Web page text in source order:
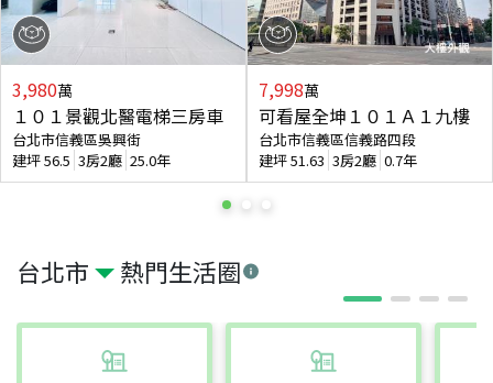
台北市 熱門生活圈
3,980萬
１０１景觀北醫電梯三房車
台北市信義區吳興街
建坪56.5 3房2廳 25.0年
7,998萬
可看屋全坤１０１Ａ１九樓
台北市信義區信義路四段
建坪51.63 3房2廳 0.7年